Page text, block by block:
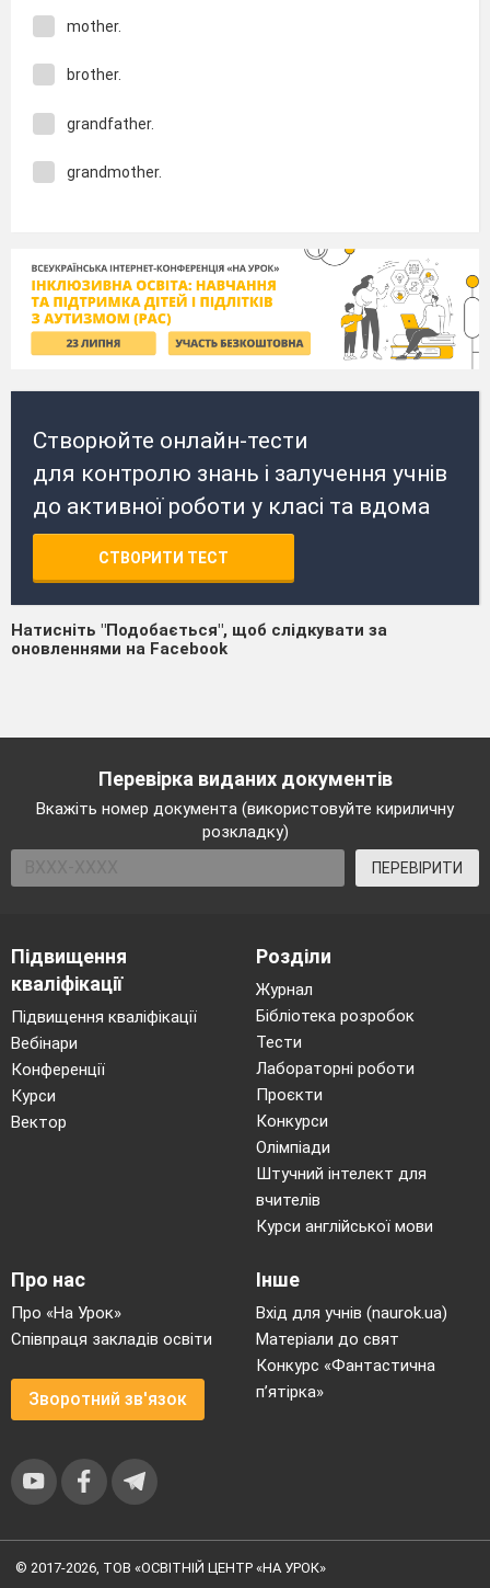
mother.
brother.
grandfather.
grandmother.
Створюйте онлайн-тести
для контролю знань і залучення учнів
до активної роботи у класі та вдома
СТВОРИТИ ТЕСТ
Натисніть "Подобається", щоб слідкувати за
оновленнями на Facebook
Перевірка виданих документів
Вкажіть номер документа (використовуйте кириличну
розкладку)
ПЕРЕВІРИТИ
Підвищення
кваліфікації
Підвищення кваліфікації
Вебінари
Конференції
Курси
Вектор
Розділи
Журнал
Бібліотека розробок
Тести
Лабораторні роботи
Проєкти
Конкурси
Олімпіади
Штучний інтелект для
вчителів
Курси англійської мови
Про нас
Про «На Урок»
Співпраця закладів освіти
Зворотний зв'язок
Інше
Вхід для учнів (naurok.ua)
Матеріали до свят
Конкурс «Фантастична
п’ятірка»
© 2017-2026, ТОВ «ОСВІТНІЙ ЦЕНТР «НА УРОК»